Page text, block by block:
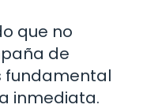
que no
de
fundamental
inmediata.